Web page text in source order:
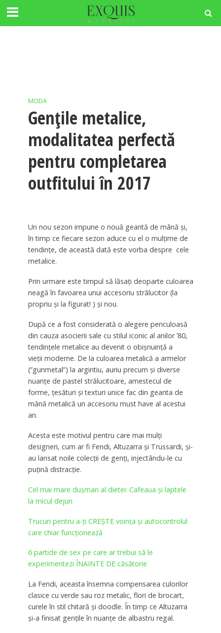
MODA
Gențile metalice,
modalitatea perfectă
pentru completarea
outfitului în 2017
Un nou sezon impune o nouă geantă de mână și,
în timp ce fiecare sezon aduce cu el o mulțime de
tendințe, de această dată este vorba despre cele
metalice.
Prin urmare este timpul să lăsați deoparte culoarea
neagă în favoarea unui accesoriu strălucitor (la
propriu și la figurat! ) și nou.
După ce a fost considerată o alegere periculoasă
din cauza asocierii sale cu stilul iconic al anilor ’80,
tendințele metalice au devenit o obișnuință a
vieții moderne. De la culoarea metalică a armelor
(”gunmetal”) la argintiu, auriu precum și diverse
nuanțe de pastel strălucitoare, amestecul de
forme, țesături și texturi unice fac din geanta de
mănă metalică un accesoriu must have al acestui
an.
Acesta este motivul pentru care mai mulți
designeri, cum ar fi Fendi, Altuzarra și Trussardi, și-
au lansat noile colecții de genți, injectându-le cu
puțină distracție.
Cel mai mare duşman al dietei: Cafeaua şi laptele
la micul dejun
Trucuri pentru a-ți CREȘTE voința și autocontrolul
care chiar funcționează
6 partide de sex pe care ar trebui să le
experimentezi ÎNAINTE DE căsătorie
La Fendi, aceasta însemna compensarea culorilor
clasice cu verde sau roz metalic, flori de brocart,
curele în stil chitară și doodle. În timp ce Altuzarra
și-a finisat gențile în nuanțe de albastru regal.